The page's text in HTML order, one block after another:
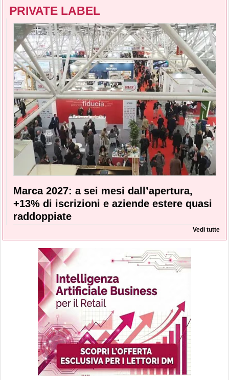
PRIVATE LABEL
Marca 2027: a sei mesi dall’apertura,
+13% di iscrizioni e aziende estere quasi
raddoppiate
Vedi tutte